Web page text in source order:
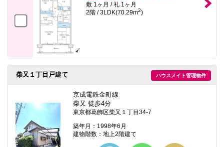
敷 1ヶ月 / 礼 1ヶ月
2階 / 3LDK(70.29m2)
ハウスメイト管理物件
柴又１丁目戸建て
京成電鉄金町線
柴又 徒歩4分
東京都葛飾区柴又１丁目34-7
築年月：1998年6月
建物階数：地上2階建て